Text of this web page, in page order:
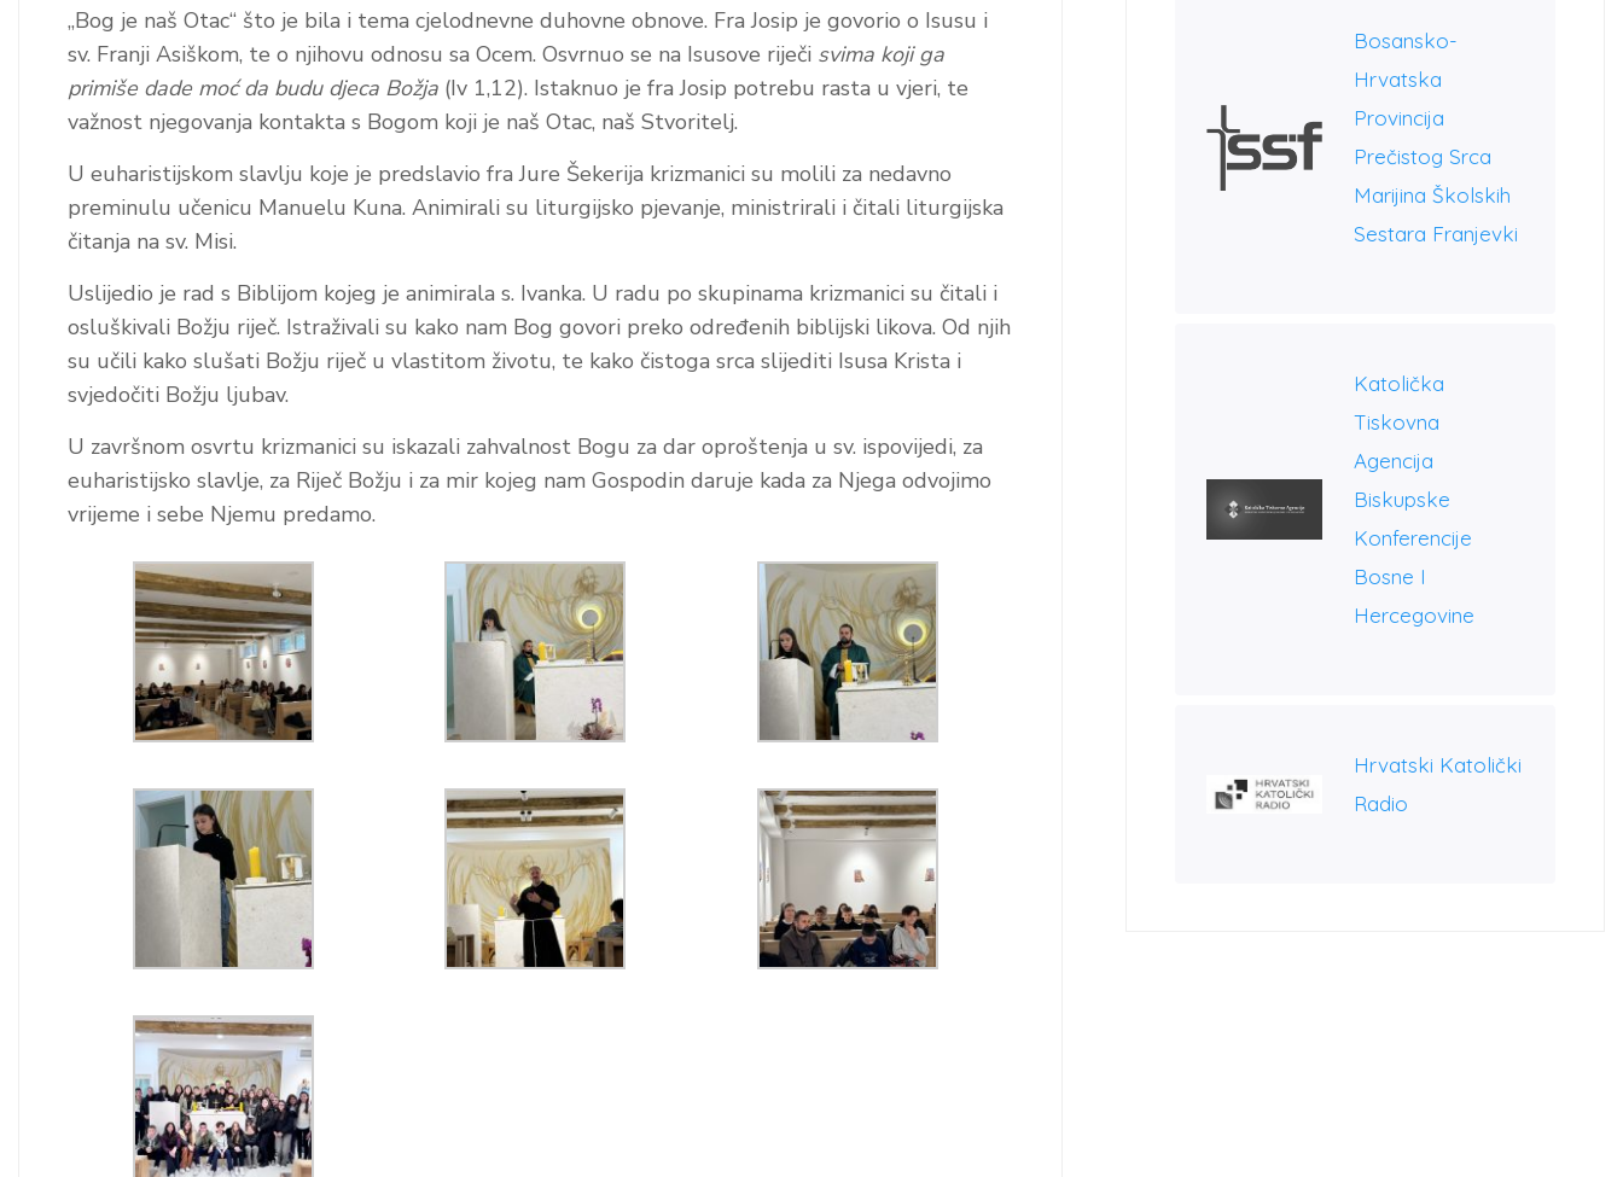
„Bog je naš Otac“ što je bila i tema cjelodnevne duhovne obnove. Fra Josip je govorio o Isusu i
sv. Franji Asiškom, te o njihovu odnosu sa Ocem. Osvrnuo se na Isusove riječi svima koji ga
primiše dade moć da budu djeca Božja (Iv 1,12). Istaknuo je fra Josip potrebu rasta u vjeri, te
važnost njegovanja kontakta s Bogom koji je naš Otac, naš Stvoritelj.
U euharistijskom slavlju koje je predslavio fra Jure Šekerija krizmanici su molili za nedavno
preminulu učenicu Manuelu Kuna. Animirali su liturgijsko pjevanje, ministrirali i čitali liturgijska
čitanja na sv. Misi.
Uslijedio je rad s Biblijom kojeg je animirala s. Ivanka. U radu po skupinama krizmanici su čitali i
osluškivali Božju riječ. Istraživali su kako nam Bog govori preko određenih biblijski likova. Od njih
su učili kako slušati Božju riječ u vlastitom životu, te kako čistoga srca slijediti Isusa Krista i
svjedočiti Božju ljubav.
U završnom osvrtu krizmanici su iskazali zahvalnost Bogu za dar oproštenja u sv. ispovijedi, za
euharistijsko slavlje, za Riječ Božju i za mir kojeg nam Gospodin daruje kada za Njega odvojimo
vrijeme i sebe Njemu predamo.
Bosansko-
Hrvatska
Provincija
Prečistog Srca
Marijina Školskih
Sestara Franjevki
Katolička
Tiskovna
Agencija
Biskupske
Konferencije
Bosne I
Hercegovine
Hrvatski Katolički
Radio